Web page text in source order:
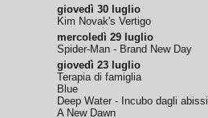
giovedì 30 luglio
Kim Novak's Vertigo
mercoledì 29 luglio
Spider-Man - Brand New Day
giovedì 23 luglio
Terapia di famiglia
Blue
Deep Water - Incubo dagli abissi
A New Dawn